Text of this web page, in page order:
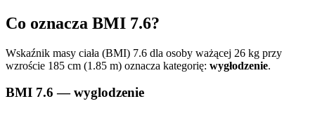
Co oznacza BMI 7.6?
Wskaźnik masy ciała (BMI) 7.6 dla osoby ważącej 26 kg przy
wzroście 185 cm (1.85 m) oznacza kategorię: wygłodzenie.
BMI 7.6 — wyglodzenie